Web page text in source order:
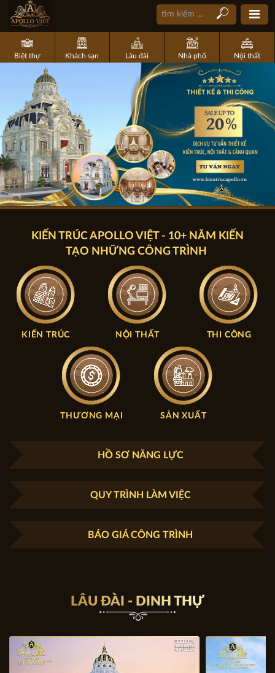
Biệt thự Khách sạn Lâu đài Nhà phố Nội thất
KIẾN TRÚC APOLLO VIỆT - 10+ NĂM KI ẾN
ẠO N H Ữ NG CÔ NG RÌ N H
KIẾN TRÚC NỘI THẤT THI CÔNG
THƯƠNG MẠI SẢN XUẤT
HỒ SƠ NĂNG LỰC
QUY TRÌNH LÀM VIỆC
BÁO GIÁ CÔNG TRÌNH
LÂU ĐÀI - DINH THỰ